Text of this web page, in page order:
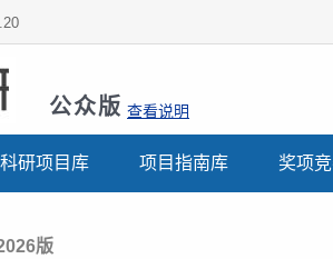
公众版 查看说明
科研项目库 项目指南库 奖项
版